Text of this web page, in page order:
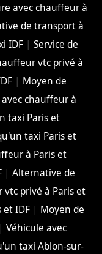
avec chauffeur à
de transport à
IDF |Service de
vtc privé à
| Moyen de
chauffeur à
taxi Paris et
taxi Paris et
à Paris et
|Alternative de
vtc privé à Paris et
et IDF | Moyen de
|Véhicule avec
taxi Ablon-sur-